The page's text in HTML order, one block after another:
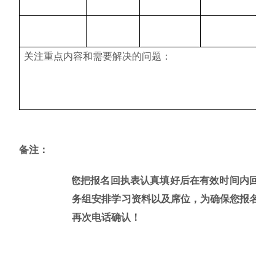
关注重点内容和需要解决的问题：
备注：
请您把报名回执表认真填好后在有效时间内回传
务组安排学习资料以及席位，为确保您报名无
再次电话确认！